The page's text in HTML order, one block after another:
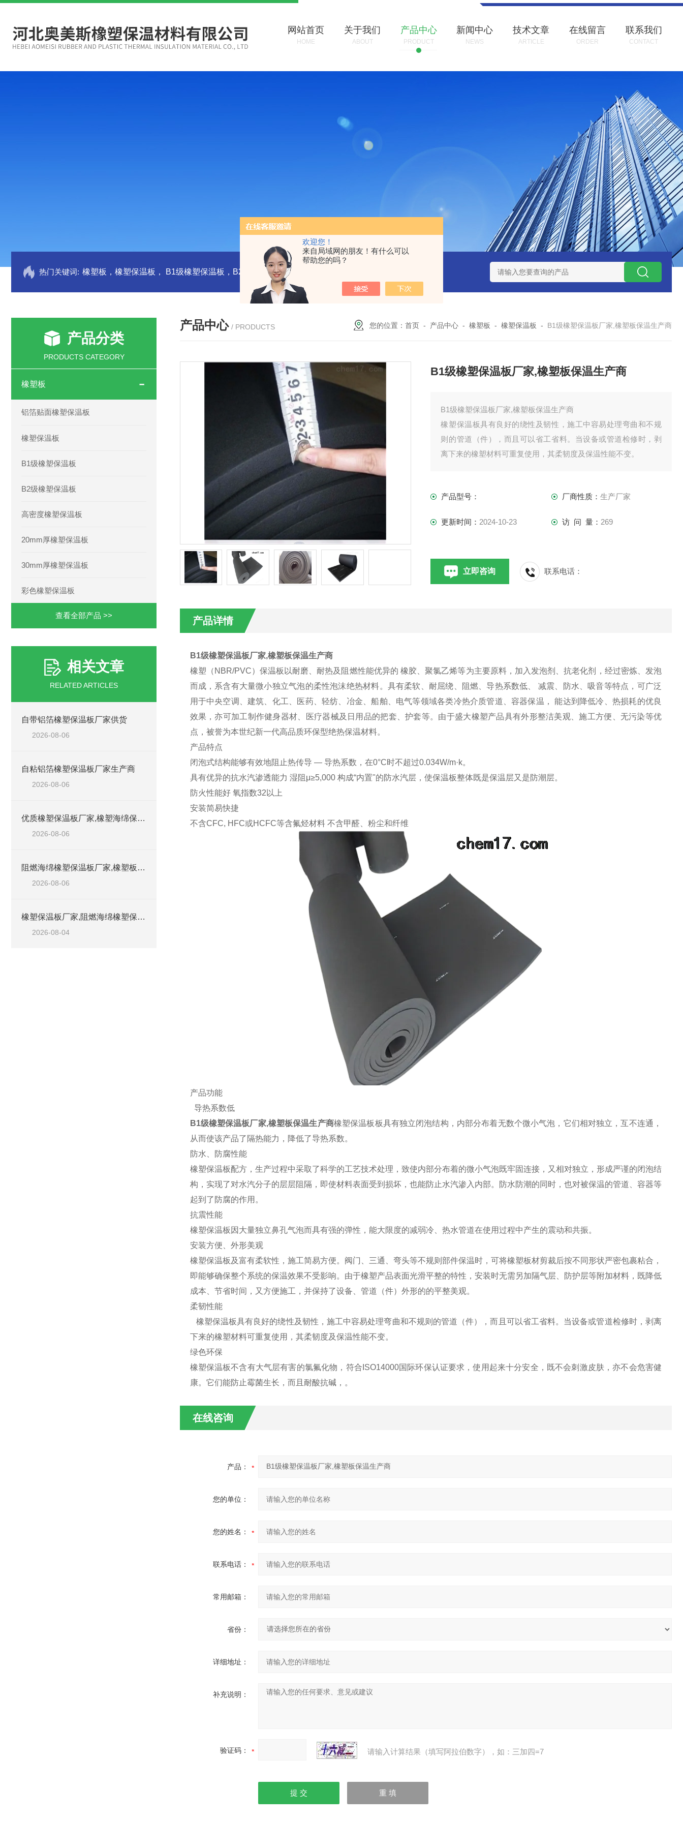
欢迎您！
来自局域网的朋友！有什么可以
帮助您的吗？
网站首页
HOME
关于我们
ABOUT
产品中心
PRODUCT
新闻中心
NEWS
技术文章
ARTICLE
在线留言
ORDER
联系我们
CONTACT
热门关键词:
产品分类
PRODUCTS CATEGORY
橡塑板
铝箔贴面橡塑保温板
橡塑保温板
B1级橡塑保温板
B2级橡塑保温板
高密度橡塑保温板
20mm厚橡塑保温板
30mm厚橡塑保温板
彩色橡塑保温板
查看全部产品 >>
相关文章
RELATED ARTICLES
自带铝箔橡塑保温板厂家供货
2026-08-06
自粘铝箔橡塑保温板厂家生产商
2026-08-06
优质橡塑保温板厂家,橡塑海绵保温材料供货商
2026-08-06
阻燃海绵橡塑保温板厂家,橡塑板厂家销售点
2026-08-06
橡塑保温板厂家,阻燃海绵橡塑保温板厂家出售
2026-08-04
产品中心 / PRODUCTS 您的位置： 首页 - 产品中心 - 橡塑板 - 橡塑保温板 - B1级橡塑保温板厂家,橡塑板保温生产商
B1级橡塑保温板厂家,橡塑板保温生产商
B1级橡塑保温板厂家,橡塑板保温生产商
橡塑保温板具有良好的绕性及韧性，施工中容易处理弯曲和不规
则的管道（件），而且可以省工省料。当设备或管道检修时，剥
离下来的橡塑材料可重复使用，其柔韧度及保温性能不变。
产品型号： 厂商性质： 生产厂家
更新时间： 2024-10-23 访 问 量： 269
立即咨询 联系电话：
产品详情
B1级橡塑保温板厂家,橡塑板保温生产商
橡塑（NBR/PVC）保温板以耐磨、耐热及阻燃性能优异的 橡胶、聚氯乙烯等为主要原料，加入发泡剂、抗老化剂，经过密炼、发泡
而成，系含有大量微小独立气泡的柔性泡沫绝热材料。具有柔软、耐屈绕、阻燃、导热系数低、 减震、防水、吸音等特点，可广泛
用于中央空调、建筑、化工、医药、轻纺、冶金、船舶、电气等领域各类冷热介质管道、容器保温， 能达到降低冷、热损耗的优良
效果，亦可加工制作健身器材、医疗器械及日用品的把套、护套等。由于盛大橡塑产品具有外形整洁美观、施工方便、无污染等优
点，被誉为本世纪新一代高品质环保型绝热保温材料。
产品特点
闭泡式结构能够有效地阻止热传导 — 导热系数，在0°C时不超过0.034W/m·k。
具有优异的抗水汽渗透能力 湿阻μ≥5,000 构成“内置"的防水汽层，使保温板整体既是保温层又是防潮层。
防火性能好 氧指数32以上
安装简易快捷
不含CFC, HFC或HCFC等含氟烃材料 不含甲醛、粉尘和纤维
产品功能
导热系数低
B1级橡塑保温板厂家,橡塑板保温生产商橡塑保温板板具有独立闭泡结构，内部分布着无数个微小气泡，它们相对独立，互不连通，
从而使该产品了隔热能力，降低了导热系数。
防水、防腐性能
橡塑保温板配方，生产过程中采取了科学的工艺技术处理，致使内部分布着的微小气泡既牢固连接，又相对独立，形成严谨的闭泡结
构，实现了对水汽分子的层层阻隔，即使材料表面受到损坏，也能防止水汽渗入内部。防水防潮的同时，也对被保温的管道、容器等
起到了防腐的作用。
抗震性能
橡塑保温板因大量独立鼻孔气泡而具有强的弹性，能大限度的减弱冷、热水管道在使用过程中产生的震动和共振。
安装方便、外形美观
橡塑保温板及富有柔软性，施工简易方便。阀门、三通、弯头等不规则部件保温时，可将橡塑板材剪裁后按不同形状严密包裹粘合，
即能够确保整个系统的保温效果不受影响。由于橡塑产品表面光滑平整的特性，安装时无需另加隔气层、防护层等附加材料，既降低
成本、节省时间，又方便施工，并保持了设备、管道（件）外形的的平整美观。
柔韧性能
橡塑保温板具有良好的绕性及韧性，施工中容易处理弯曲和不规则的管道（件），而且可以省工省料。当设备或管道检修时，剥离
下来的橡塑材料可重复使用，其柔韧度及保温性能不变。
绿色环保
橡塑保温板不含有大气层有害的氯氟化物，符合ISO14000国际环保认证要求，使用起来十分安全，既不会刺激皮肤，亦不会危害健
康。它们能防止霉菌生长，而且耐酸抗碱，。
在线咨询
产品：
您的单位：
您的姓名：
联系电话：
常用邮箱：
省份：
详细地址：
补充说明：
验证码： 请输入计算结果（填写阿拉伯数字），如：三加四=7